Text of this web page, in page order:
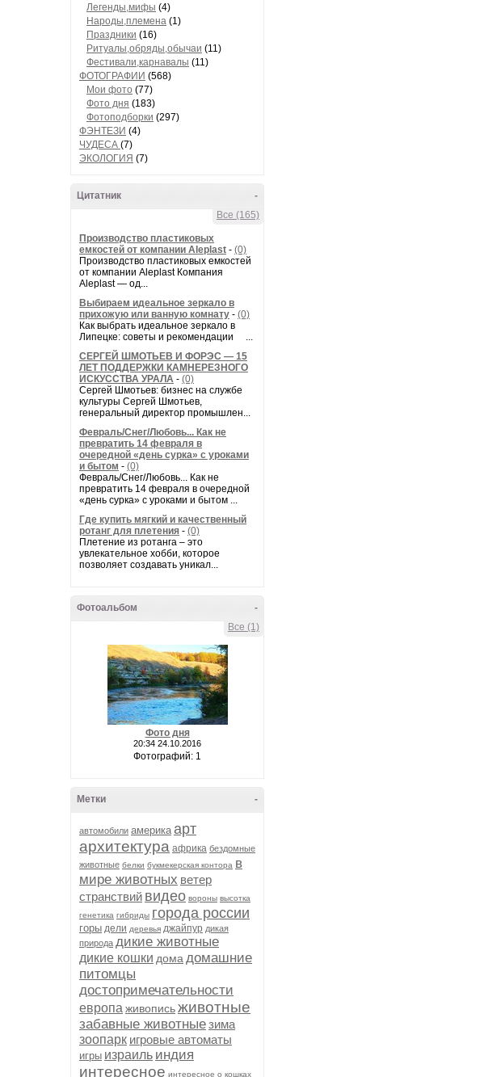
Легенды,мифы (4)
Народы,племена (1)
Праздники (16)
Ритуалы,обряды,обычаи (11)
Фестивали,карнавалы (11)
ФОТОГРАФИИ (568)
Мои фото (77)
Фото дня (183)
Фотоподборки (297)
ФЭНТЕЗИ (4)
ЧУДЕСА (7)
ЭКОЛОГИЯ (7)
-
Цитатник
Все (165)
Производство пластиковых
емкостей от компании Aleplast - (0)
Производство пластиковых емкостей
от компании Aleplast Компания
Aleplast — од...
Выбираем идеальное зеркало в
прихожую или ванную комнату - (0)
Как выбрать идеальное зеркало в
Липецке: советы и рекомендации ...
СЕРГЕЙ ШМОТЬЕВ И ФОРЭС — 15
ЛЕТ ПОДДЕРЖКИ КАМНЕРЕЗНОГО
ИСКУССТВА УРАЛА - (0)
Сергей Шмотьев: бизнес на службе
культуры Сергей Шмотьев,
генеральный директор промышлен...
Февраль/Снег/Любовь... Как не
превратить 14 февраля в
очередной «день сурка» с уроками
и бытом - (0)
Февраль/Снег/Любовь... Как не
превратить 14 февраля в очередной
«день сурка» с уроками и бытом ...
Где купить мягкий и качественный
ротанг для плетения - (0)
Плетение из ротанга – это
увлекательное хобби, которое
позволяет создавать уникал...
-
Фотоальбом
Все (1)
Фото дня
20:34 24.10.2016
Фотографий: 1
-
Метки
автомобили америка арт
архитектура африка бездомные
животные белки букмекерская контора в
мире животных ветер
странствий видео вороны высотка
генетика гибриды города россии
горы дели деревья джайпур дикая
природа дикие животные
дикие кошки дома домашние
питомцы
достопримечательности
европа живописьживотные
забавные животныезима
зоопарк игровые автоматы
игры израиль индия
интересное интересное о кошках